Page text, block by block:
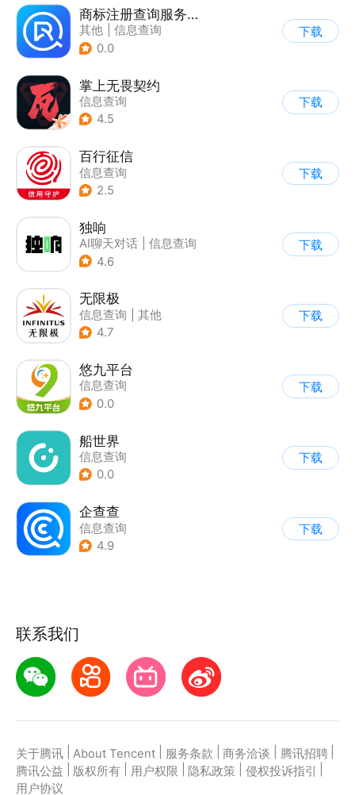
商标注册查询服务软件
其他
信息查询
0.0
下载
掌上无畏契约
信息查询
4.5
下载
百行征信
信息查询
| 业务咨询办理
2.5
下载
独响
AI聊天对话
信息查询
4.6
下载
无限极
信息查询
其他
4.7
下载
悠九平台
信息查询
0.0
下载
船世界
信息查询
0.0
下载
企查查
信息查询
4.9
下载
联系我们
关于腾讯 About Tencent 服务条款 商务洽谈 腾讯招聘
腾讯公益
版权所有 用户权限 隐私政策 侵权投诉指引
用户协议